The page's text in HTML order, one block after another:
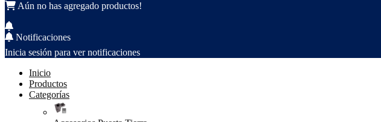
Aún no has agregado productos!
Notificaciones
Inicia sesión para ver notificaciones
Inicio
Productos
Categorías